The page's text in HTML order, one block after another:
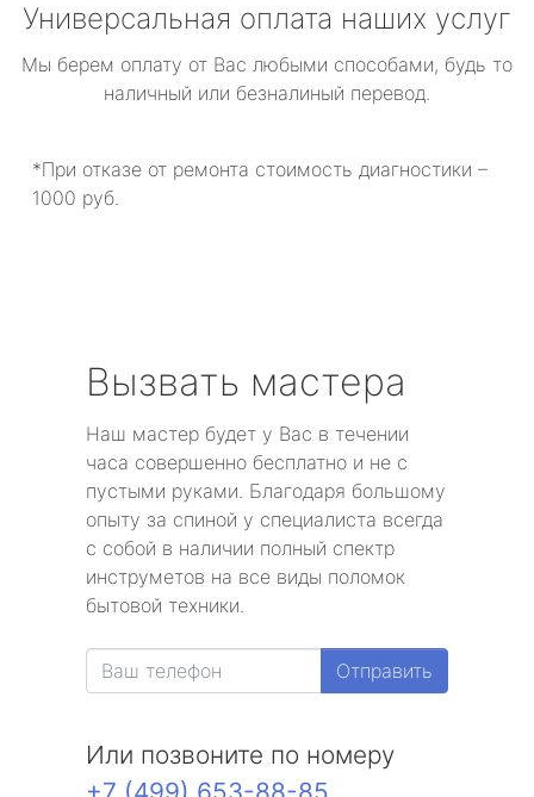
Универсальная оплата наших услуг
Мы берем оплату от Вас любыми способами, будь то
наличный или безналиный перевод.
*При отказе от ремонта стоимость диагностики –
1000 руб.
Вызвать мастера
Наш мастер будет у Вас в течении
часа совершенно бесплатно и не с
пустыми руками. Благодаря большому
опыту за спиной у специалиста всегда
с собой в наличии полный спектр
инструметов на все виды поломок
бытовой техники.
Отправить
Или позвоните по номеру